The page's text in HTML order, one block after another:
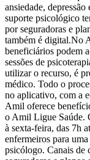
ansiedade,
suporte psicológico
por seguradoras e
também é digital.No
beneficiários podem
sessões de
utilizar o recurso, é
médico. Todo o
no aplicativo, com a
Amil oferece
o Amil Ligue Saúde.
à sexta-feira, das 7h
enfermeiros para
psicólogo. Canais de